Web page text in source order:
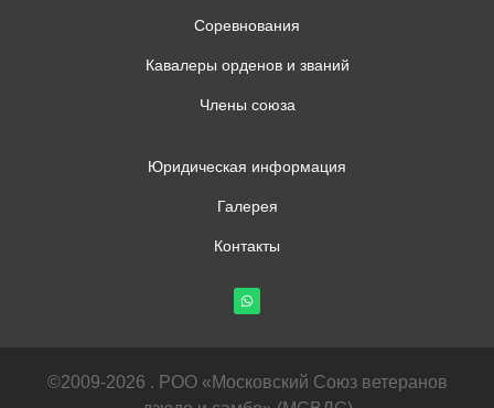
Соревнования
Кавалеры орденов и званий
Члены союза
Юридическая информация
Галерея
Контакты
©2009-2026 . РОО «Московский Союз ветеранов